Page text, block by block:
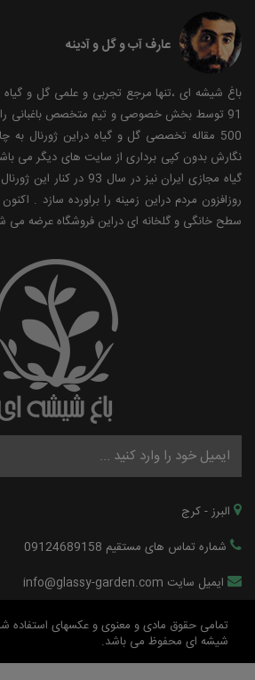
عارف آب و گل و آدینه
باغ شیشه ای ،تنها مرجع تجربی و علمی گل و
91 توسط بخش خصوصی و تیم متخصص باغبانی
500 مقاله تخصصی گل و گیاه دراین ژورنال
نگارش بدون کپی برداری از سایت های دیگر می
گیاه مجازی ایران نیز در سال
روزافزون مردم دراین زمینه را براورده سازد .
سطح خانگی و گلخانه ای دراین فروشگاه عرضه می
البرز - کرج
شماره تماس های مستقیم 09124689158
ایمیل سایت info@glassy-garden.com
تمامی حقوق مادی و معنوی و عکسهای استفاده
شیشه ای محفوظ می باشد.